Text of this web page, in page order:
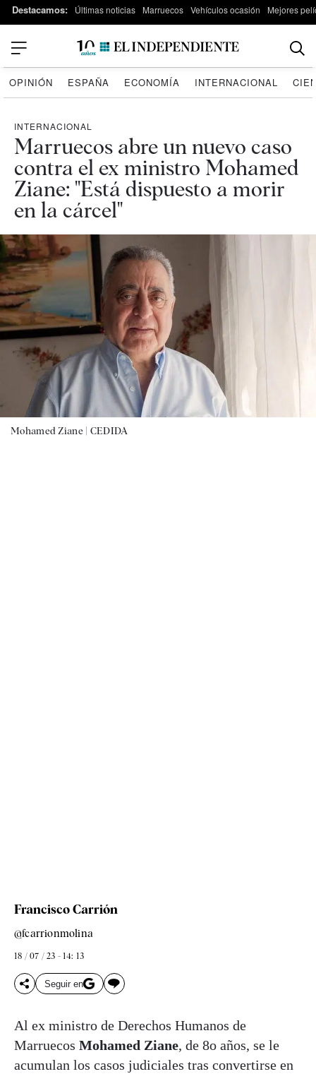
Destacamos: Últimas noticias Marruecos Vehículos ocasión Mejores
OPINIÓN ESPAÑA ECONOMÍA INTERNACIONAL
INTERNACIONAL
Marruecos abre un nuevo caso
contra el ex ministro Mohamed
Ziane: "Está dispuesto a morir
en la cárcel"
Mohamed Ziane | CEDIDA
Francisco Carrión
@fcarrionmolina
18 / 07 / 23 - 14: 13
Seguir en
Al ex ministro de Derechos Humanos de
Marruecos Mohamed Ziane, de 8o años, se le
acumulan los casos judiciales tras convertirse en